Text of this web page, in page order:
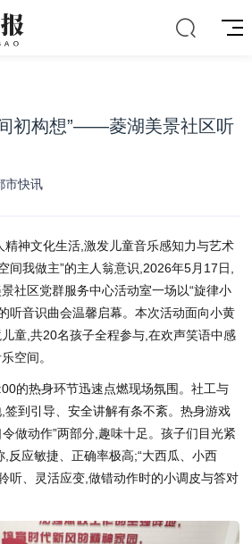
初构想”——菱湖美景社区听
市快讯
精神文化生活,激发儿童音乐感知力与艺术
间我做主”的主人翁意识,2026年5月17日,
社区党群服务中心活动室一场以“旋律小
听音识曲会温馨启幕。本次活动面向小黄
童,共20名孩子全程参与,在欢声笑语中感
空间。
的热身环节迅速点燃现场氛围。社工与
到引导、安全讲解有条不紊。热身游戏
令做动作”两部分,趣味十足。孩子们目光紧
反应敏捷、正确率极高;“大西瓜、小西
听、灵活应变,做错动作时的小调皮与答对